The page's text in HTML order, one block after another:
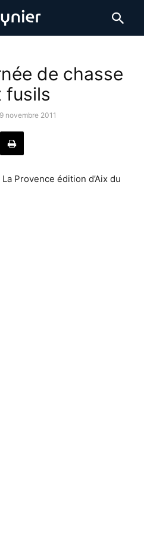
de chasse
fusils
novembre 2011
Provence édition d’Aix du